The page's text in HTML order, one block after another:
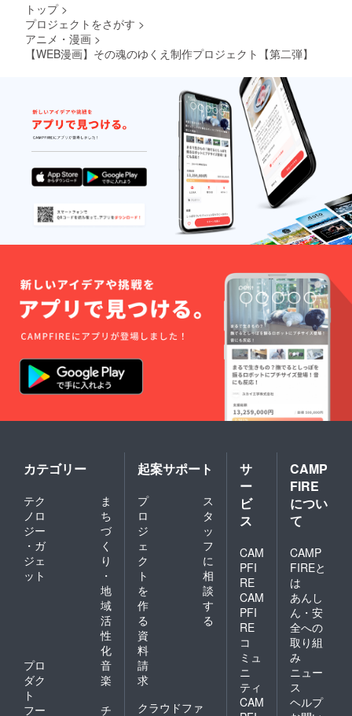
トップ >
プロジェクトをさがす >
アニメ・漫画 >
【WEB漫画】その魂のゆくえ制作プロジェクト【第二弾】
カテゴリー
テク
ノロ
ジー
・ガ
ジェ
ット
ま
ち
づ
く
り
・
地
域
活
性
化
プロ
ダク
ト
音
楽
フー
チ
起案サポート
プ
ロ
ジ
ェ
ク
ト
を
作
る
ス
タ
ッ
フ
に
相
談
す
る
資
料
請
求
クラウドファ
サ
ー
ビ
ス
CAM
PFI
RE
CAM
PFI
RE
コ
ミュ
ニ
ティ
CAM
CAMP
FIRE
につい
て
CAMP
FIREと
は
あんし
ん・安
全への
取り組
み
ニュー
ス
ヘルプ